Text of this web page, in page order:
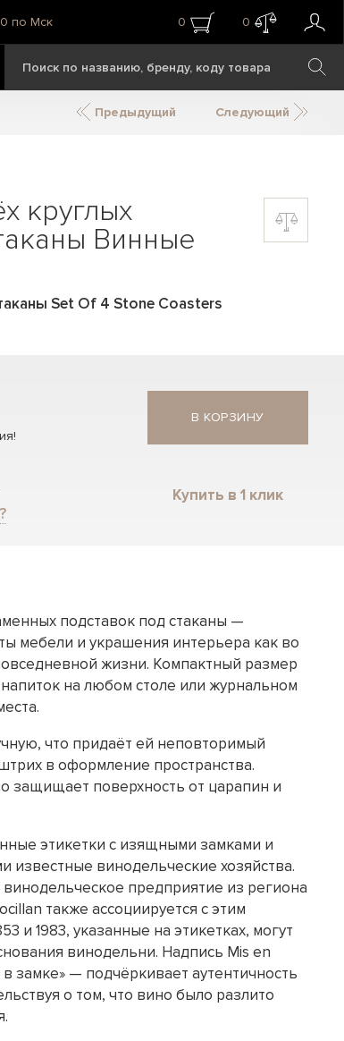
по Мск 0 0
Предыдущий Следующий
круглых
Винные
Set Of 4 Stone Coasters
В КОРЗИНУ
Купить в 1 клик
подставок под стаканы —
мебели и украшения интерьера как во
жизни. Компактный размер
на любом столе или журнальном
что придаёт ей неповторимый
в оформление пространства.
защищает поверхность от царапин и
этикетки с изящными замками и
винодельческие хозяйства.
предприятие из региона
также ассоциируется с этим
и 1983, указанные на этикетках, могут
винодельни. Надпись Mis en
замке» — подчёркивает аутентичность
о том, что вино было разлито